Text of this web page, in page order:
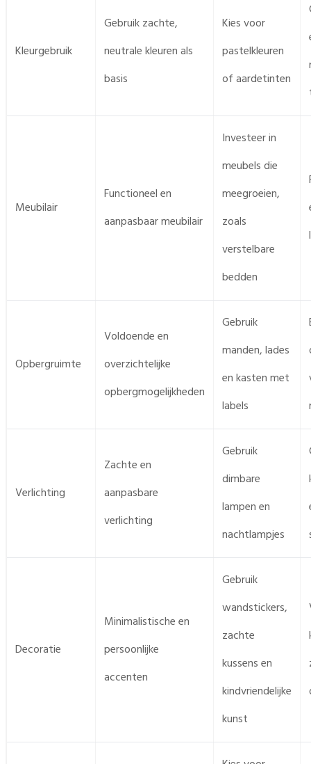
Kleurgebruik
Gebruik zachte,
neutrale kleuren als
basis
Kies voor
pastelkleuren
of aardetinten
Meubilair
Functioneel en
aanpasbaar meubilair
Investeer in
meubels die
meegroeien,
zoals
verstelbare
bedden
Opbergruimte
Voldoende en
overzichtelijke
opbergmogelijkheden
Gebruik
manden, lades
en kasten met
labels
Verlichting
Zachte en
aanpasbare
verlichting
Gebruik
dimbare
lampen en
nachtlampjes
Decoratie
Minimalistische en
persoonlijke
accenten
Gebruik
wandstickers,
zachte
kussens en
kindvriendelijke
kunst